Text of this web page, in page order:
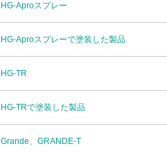
HG-Aproスプレー
HG-Aproスプレーで塗装した製品
HG-TR
HG-TRで塗装した製品
Grande、GRANDE-T